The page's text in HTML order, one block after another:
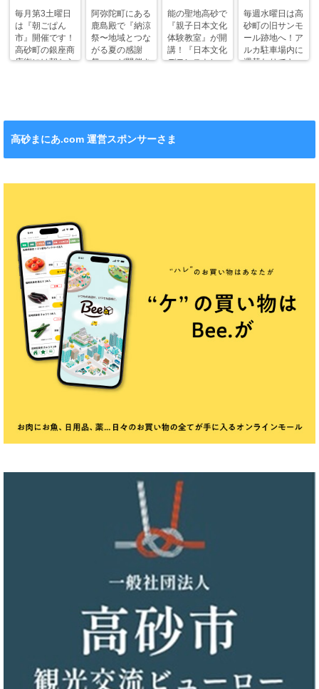
毎月第3土曜日
は『朝ごぱん
市』開催です！
高砂町の銀座商
店街には朝から
阿弥陀町にある
鹿島殿で『納涼
祭〜地域とつな
がる夏の感謝
祭〜』が開催さ
能の聖地高砂で
『親子日本文化
体験教室』が開
講！『日本文化
デモンストレー
毎週水曜日は高
砂町の旧サンモ
ール跡地へ！ア
ルカ駐車場内に
週替わりでキッ
高砂まにあ.com 運営スポンサーさま